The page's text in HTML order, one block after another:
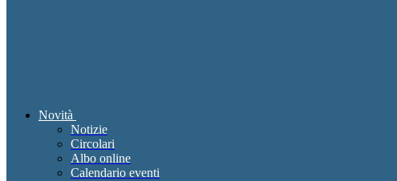
Novità
Notizie
Circolari
Albo online
Calendario eventi